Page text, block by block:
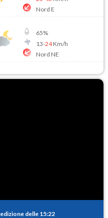
Nord E
65%
13-24Km/h
Nord NE
edizione delle 15:22